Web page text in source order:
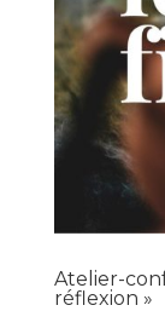
Atelier-
réflexion »